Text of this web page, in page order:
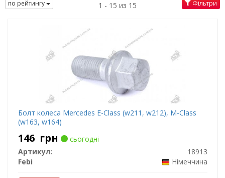
по рейтингу 1 - 15 из 15 Фільтри
Болт колеса Mercedes E-Class (w211, w212), M-Class
(w163, w164)
146 грн
сьогодні
Артикул:
18913
Febi
Німеччина